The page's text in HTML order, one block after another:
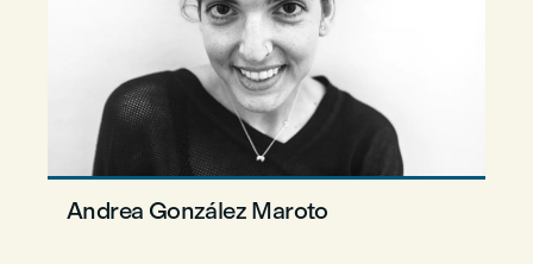
Andrea González Maroto